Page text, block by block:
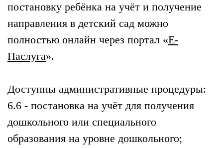
постановку ребёнка на учёт и получение
направления в детский сад можно
полностью онлайн через портал «Е-
Паслуга».
Доступны административные процедуры:
6.6 - постановка на учёт для получения
дошкольного или специального
образования на уровне дошкольного;